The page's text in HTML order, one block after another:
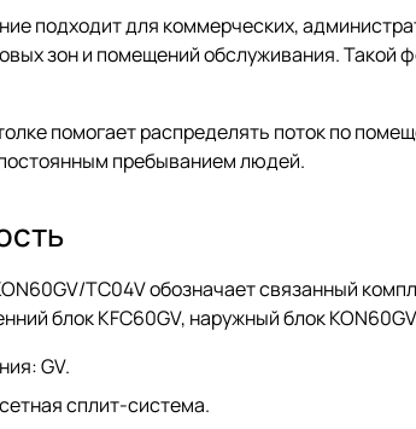
подходит для коммерческих,
зон и помещений обслуживания.
помогает распределять поток по
пребыванием людей.
TC04V обозначает связанный
блок KFC60GV, наружный блок
GV.
сплит-система.